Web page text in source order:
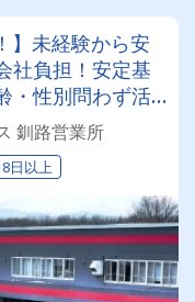
】未経験から安
社負担！安定基
・性別問わず活
釧路営業所
日以上